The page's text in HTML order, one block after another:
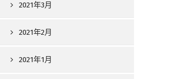
2021年3月
2021年2月
2021年1月